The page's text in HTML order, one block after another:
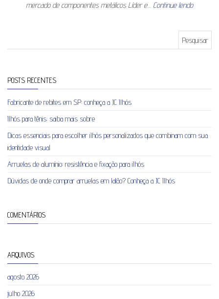
mercado de componentes metálicos Líder e… Continue lendo
POSTS RECENTES
Fabricante de rebites em SP: conheça a JC Ilhós
Ilhós para tênis: saiba mais sobre
Dicas essenciais para escolher ilhós personalizados que combinam com sua
identidade visual
Arruelas de alumínio: resistência e fixação para ilhós
Dúvidas de onde comprar arruelas em latão? Conheça a JC Ilhós
COMENTÁRIOS
ARQUIVOS
agosto 2026
julho 2026